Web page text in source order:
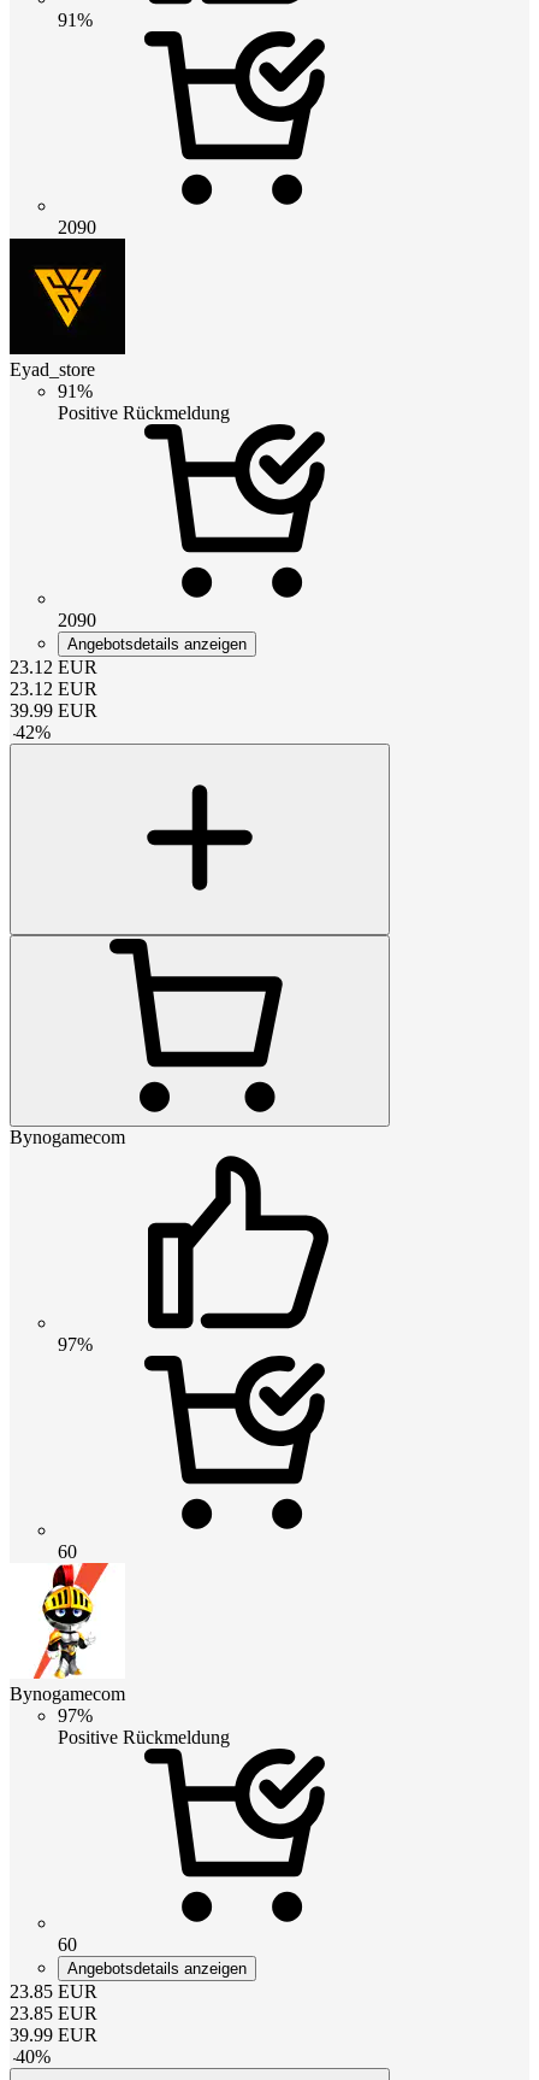
91%
2090
Eyad_store
91%
Positive Rückmeldung
2090
Angebotsdetails anzeigen
23.12 EUR
23.12 EUR
39.99 EUR
-42%
Bynogamecom
97%
60
Bynogamecom
97%
Positive Rückmeldung
60
Angebotsdetails anzeigen
23.85 EUR
23.85 EUR
39.99 EUR
-40%